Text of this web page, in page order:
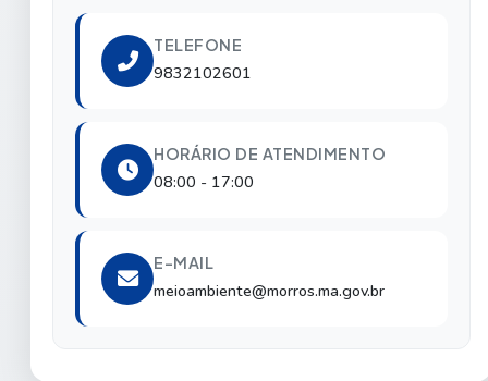
TELEFONE
9832102601
HORÁRIO DE ATENDIMENTO
08:00 - 17:00
E-MAIL
meioambiente@morros.ma.gov.br